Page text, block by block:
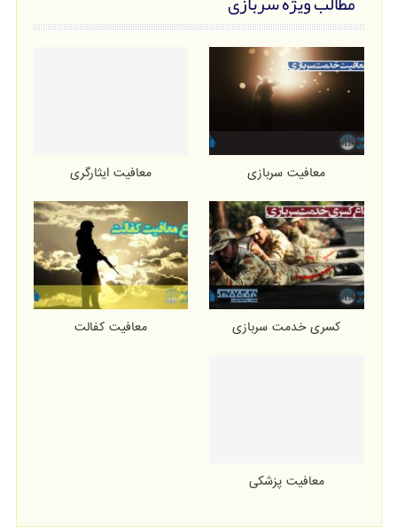
معافیت سربازی معافیت ایثارگری
کسری خدمت سربازی معافیت کفالت
معافیت پزشکی